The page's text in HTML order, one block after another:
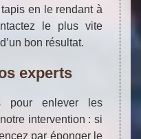
en le rendant à
le plus vite
bon résultat.
experts
pour enlever les
intervention : si
par éponger le